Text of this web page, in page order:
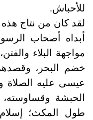
للأحباش.
لقد كان من نتاج هذه
أبداه أصحاب
مواجهة البلاء
خضم البحر،
عيسى عليه الصلاة
الحبشة وقساوسته،
طول المكث؛